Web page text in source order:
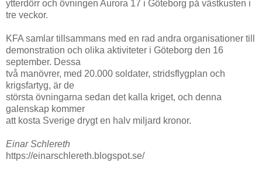
ytterdörr och övningen Aurora 17 i Göteborg på västkusten i
tre veckor.
KFA samlar tillsammans med en rad andra organisationer till
demonstration och olika aktiviteter i Göteborg den 16
september. Dessa
två manövrer, med 20.000 soldater, stridsflygplan och
krigsfartyg, är de
största övningarna sedan det kalla kriget, och denna
galenskap kommer
att kosta Sverige drygt en halv miljard kronor.
Einar Schlereth
https://einarschlereth.blogspot.se/